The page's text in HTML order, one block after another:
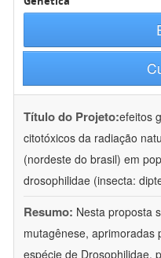
Título do Projeto:efeitos
citotóxicos da radiação
(nordeste do brasil) em
drosophilidae (insecta:
Resumo: Nesta proposta
mutagênese, aprimoradas
espécie de Drosophilidae,